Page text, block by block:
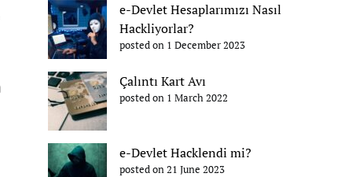
e-Devlet Hesaplarımızı Nasıl
Hackliyorlar?
posted on 1 December 2023
Çalıntı Kart Avı
posted on 1 March 2022
e-Devlet Hacklendi mi?
posted on 21 June 2023